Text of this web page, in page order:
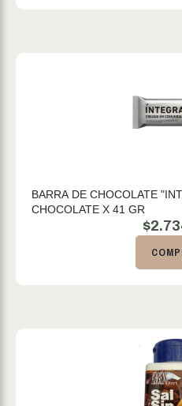
BARRA DE CHOCOLATE
CHOCOLATE X 41 GR
$